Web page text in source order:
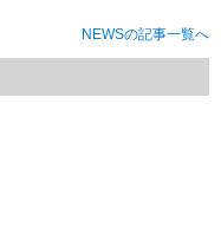
NEWSの記事一覧へ